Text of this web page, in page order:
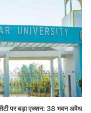
पर बड़ा एक्शन: 38 भवन अवैध